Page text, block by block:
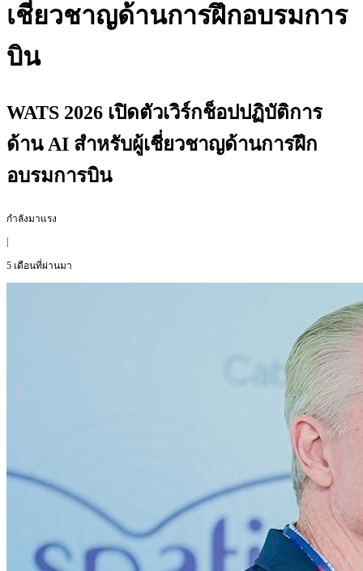
เชี่ยวชาญด้านการฝึกอบรมการ
บิน
WATS 2026 เปิดตัวเวิร์กช็อปปฏิบัติการ
ด้าน AI สำหรับผู้เชี่ยวชาญด้านการฝึก
อบรมการบิน
กำลังมาแรง
5 เดือนที่ผ่านมา